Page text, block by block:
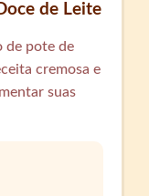
de Leite
de pote de
cremosa e
suas